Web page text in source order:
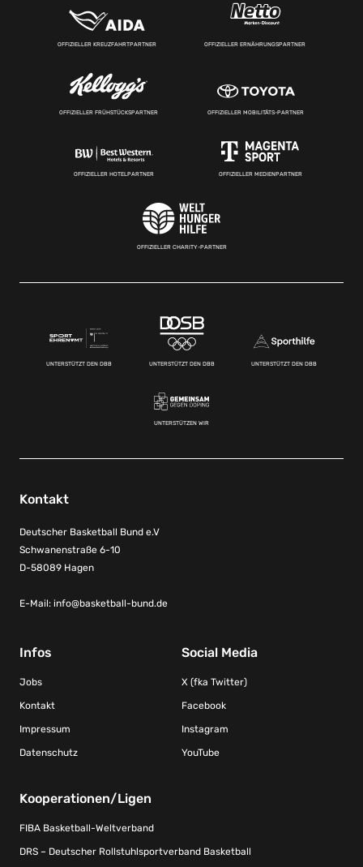
OFFIZIELLER KREUZFAHRTPARTNER OFFIZIELLER ERNÄHRUNGSPARTNER
OFFIZIELLER FRÜHSTÜCKSPARTNER OFFIZIELLER MOBILITÄTS-PARTNER
OFFIZIELLER HOTELPARTNER OFFIZIELLER MEDIENPARTNER
OFFIZIELLER CHARITY-PARTNER
UNTERSTÜTZT DEN DBB UNTERSTÜTZT DEN DBB UNTERSTÜTZT DEN DBB
UNTERSTÜTZEN WIR
Kontakt
Deutscher Basketball Bund e.V
Schwanenstraße 6-10
D-58089 Hagen
E-Mail: info@basketball-bund.de
Infos
Jobs
Kontakt
Impressum
Datenschutz
Social Media
X (fka Twitter)
Facebook
Instagram
YouTube
Kooperationen/Ligen
FIBA Basketball-Weltverband
DRS – Deutscher Rollstuhlsportverband Basketball